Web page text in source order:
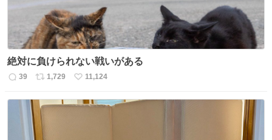
絶対に負けられない戦いがある
返
39
リ
ス
ト
数
1,729
い
ね
11,124